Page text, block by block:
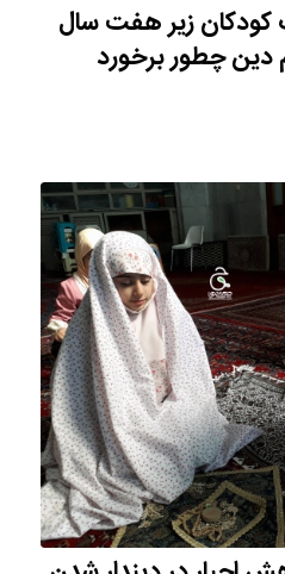
زیر هفت سال
دین چطور برخورد